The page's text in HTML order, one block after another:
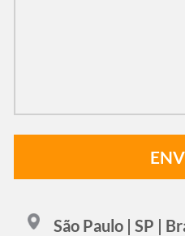
São Paulo | SP |